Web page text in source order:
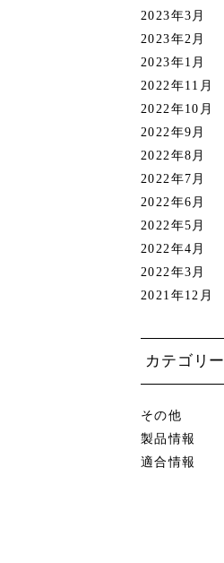
2023年3月
2023年2月
2023年1月
2022年11月
2022年10月
2022年9月
2022年8月
2022年7月
2022年6月
2022年5月
2022年4月
2022年3月
2021年12月
カテゴリー
その他
製品情報
適合情報